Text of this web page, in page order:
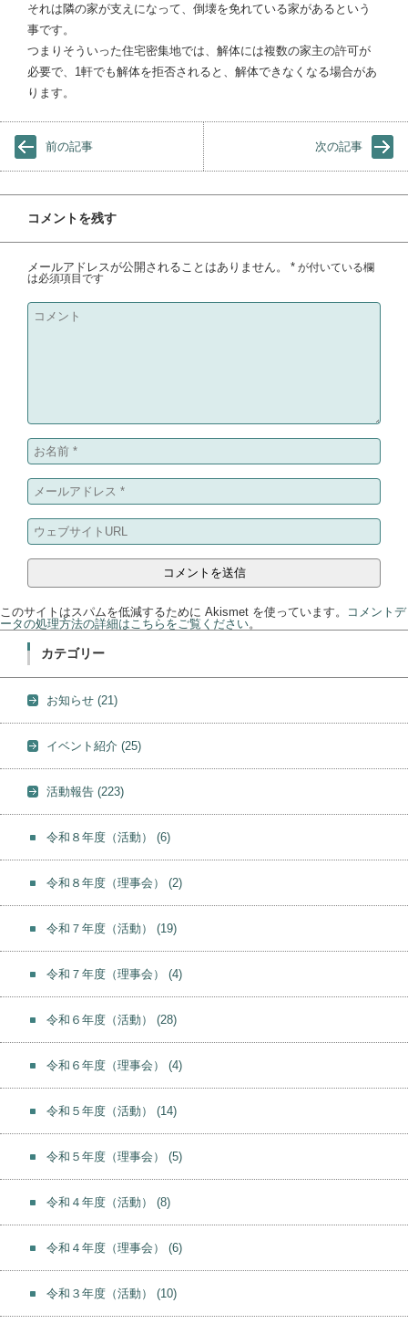
それは隣の家が支えになって、倒壊を免れている家があるという
事です。
つまりそういった住宅密集地では、解体には複数の家主の許可が
必要で、1軒でも解体を拒否されると、解体できなくなる場合があ
ります。
前の記事 次の記事
コメントを残す
メールアドレスが公開されることはありません。 * が付いている欄
は必須項目です
このサイトはスパムを低減するために Akismet を使っています。
コメントデ
ータの処理方法の詳細はこちらをご覧ください。
カテゴリー
お知らせ (21)
イベント紹介 (25)
活動報告 (223)
令和８年度（活動） (6)
令和８年度（理事会） (2)
令和７年度（活動） (19)
令和７年度（理事会） (4)
令和６年度（活動） (28)
令和６年度（理事会） (4)
令和５年度（活動） (14)
令和５年度（理事会） (5)
令和４年度（活動） (8)
令和４年度（理事会） (6)
令和３年度（活動） (10)